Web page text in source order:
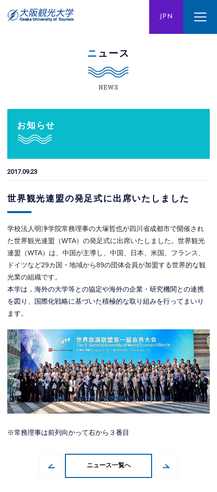
JPN
ENG CHN
ニュース
NEWS
お知らせ
2017.09.23
世界観光連盟の発足式に出席いたしました
学校法人明浄学院常務理事の大塚哲也が四川省成都市で開催され
た世界観光連盟（WTA）の発足式に出席いたしました。世界観光
連盟（WTA）は、中国が主導し、中国、日本、米国、フランス、
ドイツなど29カ国・地域から89の団体会員が加盟する世界的な観
光業の組織です。
本学は，海外の大学等との協定や海外の企業・研究機関との連携
を図り、国際化戦略に基づいた積極的な取り組みを行ってまいり
ます。
※常務理事は前列向かって右から３番目
ニュース一覧へ